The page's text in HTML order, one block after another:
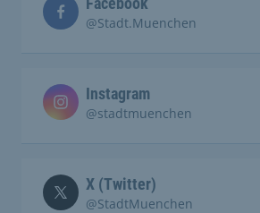
@Stadt.Muenchen
Instagram
@stadtmuenchen
X (Twitter)
@StadtMuenchen